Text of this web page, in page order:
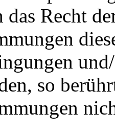
das Recht
so